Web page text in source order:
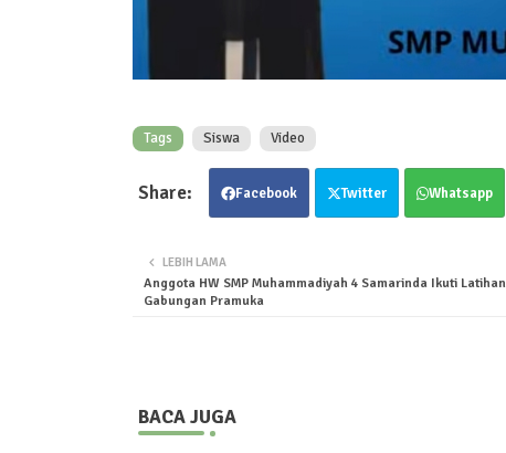
Tags Siswa Video
Facebook Twitter Whatsapp
LEBIH LAMA
Anggota HW SMP Muhammadiyah 4 Samarinda Ikuti Latihan
Gabungan Pramuka
BACA JUGA